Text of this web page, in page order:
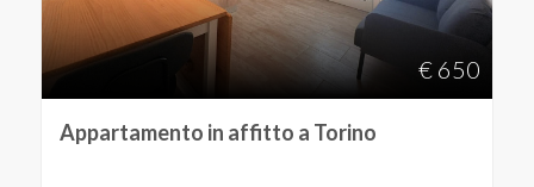
€ 650
Appartamento in affitto a Torino